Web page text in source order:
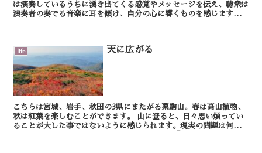
は演奏しているうちに湧き出てくる感覚やメッセージを伝え、聴衆は
演奏者の奏でる音楽に耳を傾け、自分の心に響くものを感じます。演
life 天に広がる
こちらは宮城、岩手、秋田の3県にまたがる栗駒山。春は高山植物、
秋は紅葉を楽しむことができます。 山に登ると、日々思い煩ってい
ることが大した事ではないように感じられます。現実の問題は何一つ